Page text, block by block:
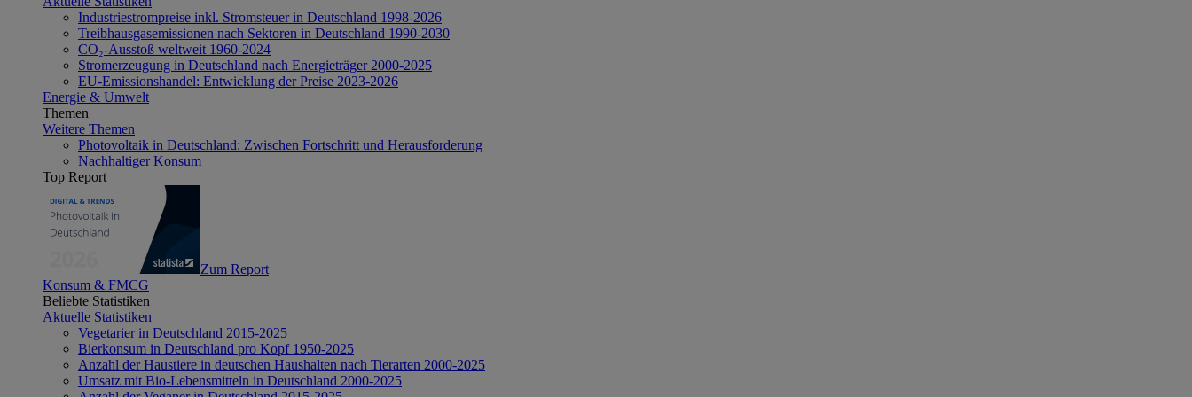
Industriestrompreise inkl. Stromsteuer in Deutschland 1998-2026
Treibhausgasemissionen nach Sektoren in Deutschland 1990-2030
CO₂-Ausstoß weltweit 1960-2024
Stromerzeugung in Deutschland nach Energieträger 2000-2025
EU-Emissionshandel: Entwicklung der Preise 2023-2026
Energie & Umwelt
Themen
Weitere Themen
Photovoltaik in Deutschland: Zwischen Fortschritt und Herausforderung
Nachhaltiger Konsum
Top Report
Zum Report
Konsum & FMCG
Beliebte Statistiken
Aktuelle Statistiken
Vegetarier in Deutschland 2015-2025
Bierkonsum in Deutschland pro Kopf 1950-2025
Anzahl der Haustiere in deutschen Haushalten nach Tierarten 2000-2025
Umsatz mit Bio-Lebensmitteln in Deutschland 2000-2025